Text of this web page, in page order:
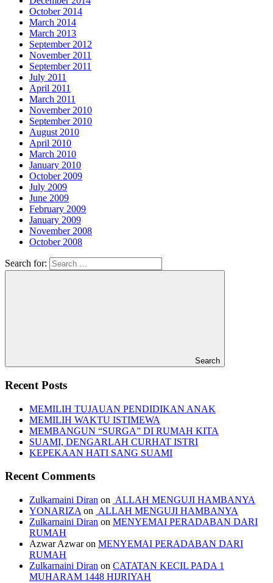
October 2014
March 2014
March 2013
September 2012
November 2011
September 2011
July 2011
April 2011
March 2011
November 2010
September 2010
August 2010
April 2010
March 2010
January 2010
October 2009
July 2009
June 2009
February 2009
January 2009
November 2008
October 2008
Search for:
Search
Recent Posts
MEMILIH TUJAUAN PENDIDIKAN ANAK
MEMILIH WAKTU ISTIMEWA
MEMBANGUN “SURGA” DI RUMAH KITA
SUAMI, DENGARLAH CURHAT ISTRI
KEPEKAAN HATI SANG SUAMI
Recent Comments
Zulkarnaini Diran on ALLAH MENGUJI HAMBANYA
YONARIZA on ALLAH MENGUJI HAMBANYA
Zulkarnaini Diran on MENYEMAI PERADABAN DARI
RUMAH
Azwar Azwaron MENYEMAI PERADABAN DARI
RUMAH
Zulkarnaini Diran on CATATAN KECIL PADA 1
MUHARAM 1448 HIJRIYAH